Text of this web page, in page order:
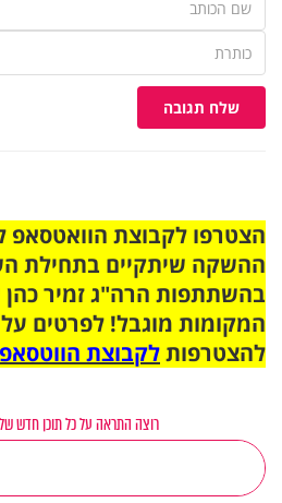
שלח תגובה
ההשקה שיתקיים בתחילת
בהשתתפות הרה"ג זמיר
המקומות מוגבל! לפרטים
להצטרפותלקבוצת
רוצה התראה על כל תוכן חדש של